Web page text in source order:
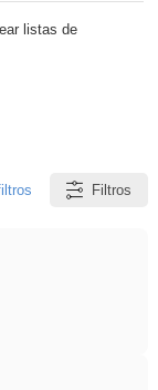
listas de
Filtros